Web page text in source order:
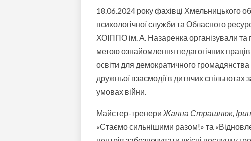
18.06.2024 року фахівці Хмельницького
психологічної служби та Обласного
ХОІППО ім. А. Назаренка організували та
метою ознайомлення педагогічних
освіти для демократичного
дружньої взаємодії в дитячих спільнотах
умовах війни.
Майстер-тренериЖанна Страшнюк,
«Стаємо сильнішими разом!» та